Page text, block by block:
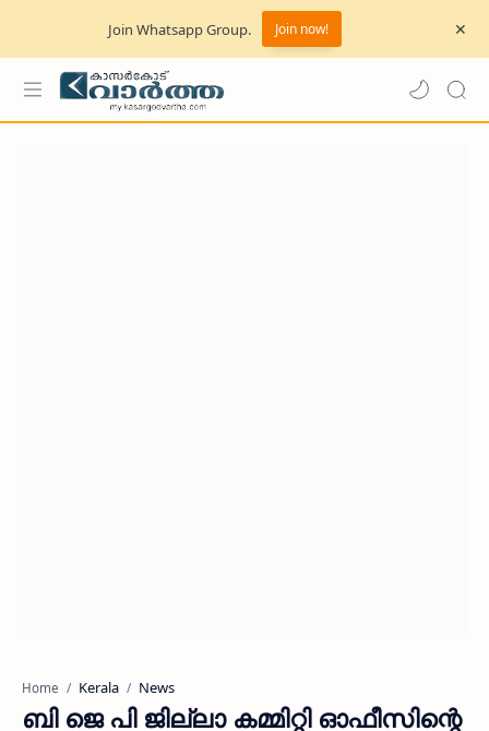
Join Whatsapp Group. Join now!
Home Kerala News
ബി ജെ പി ജില്ലാ കമ്മിറ്റി ഓഫീസിന്റെ